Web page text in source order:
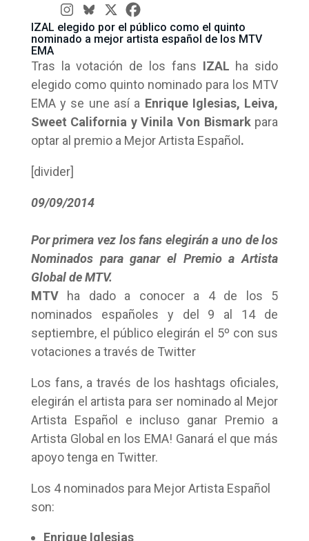
IZAL elegido por el público como el quinto
nominado a mejor artista español de los MTV
EMA
Tras la votación de los fans IZAL ha sido
elegido como quinto nominado para los MTV
EMA y se une así a Enrique Iglesias, Leiva,
Sweet California y Vinila Von Bismark para
optar al premio a Mejor Artista Español .
[divider]
09/09/2014
Por primera vez los fans elegirán a uno de los
Nominados para ganar el Premio a Artista
Global de MTV.
MTVha dado a conocer a 4 de los 5
nominados españoles y del 9 al 14 de
septiembre, el público elegirán el 5º con sus
votaciones a través de Twitter
Los fans, a través de los hashtags oficiales,
elegirán el artista para ser nominado al Mejor
Artista Español e incluso ganar Premio a
Artista Global en los EMA! Ganará el que más
apoyo tenga en Twitter.
Los 4 nominados para Mejor Artista Español
son:
Enrique Iglesias